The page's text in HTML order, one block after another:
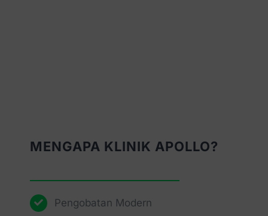
MENGAPA KLINIK APOLLO?
Pengobatan Modern